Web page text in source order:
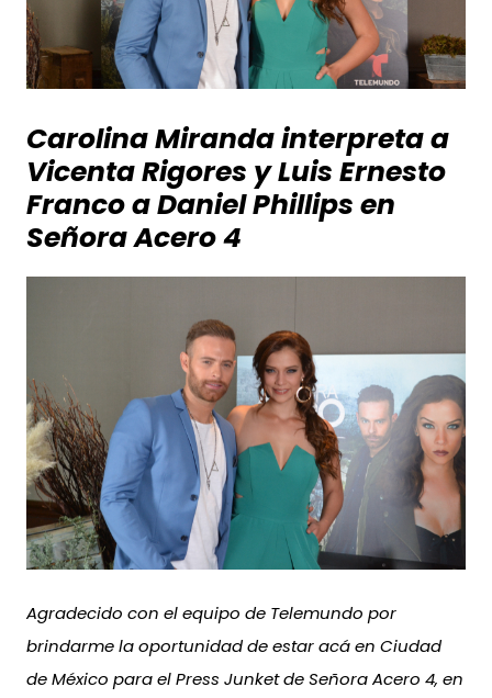
Carolina Miranda interpreta a
Vicenta Rigores y Luis Ernesto
Franco a Daniel Phillips en
Señora Acero 4
Agradecido con el equipo de Telemundo por
brindarme la oportunidad de estar acá en Ciudad
de México para el Press Junket de Señora Acero 4, en